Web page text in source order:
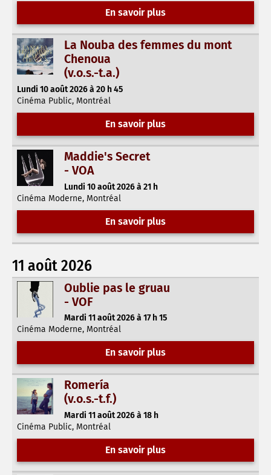
En savoir plus
La Nouba des femmes du mont
Chenoua
(v.o.s.-t.a.)
Lundi 10 août 2026 à 20 h 45
Cinéma Public, Montréal
En savoir plus
Maddie's Secret
- VOA
Lundi 10 août 2026 à 21 h
Cinéma Moderne, Montréal
En savoir plus
11 août 2026
Oublie pas le gruau
- VOF
Mardi 11 août 2026 à 17 h 15
Cinéma Moderne, Montréal
En savoir plus
Romería
(v.o.s.-t.f.)
Mardi 11 août 2026 à 18 h
Cinéma Public, Montréal
En savoir plus